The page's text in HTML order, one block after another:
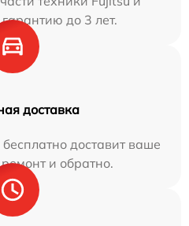
до 3 лет.
доставка
доставит ваше
и обратно.